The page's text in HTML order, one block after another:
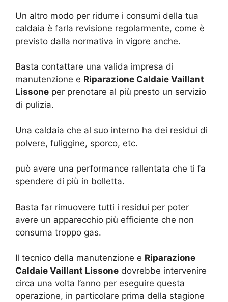
Un altro modo per ridurre i consumi della tua
caldaia è farla revisione regolarmente, come è
previsto dalla normativa in vigore anche.
Basta contattare una valida impresa di
manutenzione e Riparazione Caldaie Vaillant
Lissone per prenotare al più presto un servizio
di pulizia.
Una caldaia che al suo interno ha dei residui di
polvere, fuliggine, sporco, etc.
può avere una performance rallentata che ti fa
spendere di più in bolletta.
Basta far rimuovere tutti i residui per poter
avere un apparecchio più efficiente che non
consuma troppo gas.
Il tecnico della manutenzione e Riparazione
Caldaie Vaillant Lissone dovrebbe intervenire
circa una volta l’anno per eseguire questa
operazione, in particolare prima della stagione